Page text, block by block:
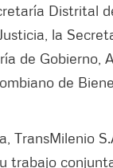
Distrital
la
de Gobierno,
de
TransMilenio
trabajo